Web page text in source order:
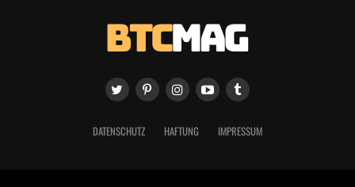
DATENSCHUTZ HAFTUNG IMPRESSUM